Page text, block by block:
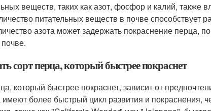
веществ, таких как азот, фосфор и калий, также
питательных веществ в почве способствует
азота может задержать покраснение перца,
сорт перца, который быстрее покраснет
который быстрее покраснет, зависит от
более быстрый цикл развития и покраснения,